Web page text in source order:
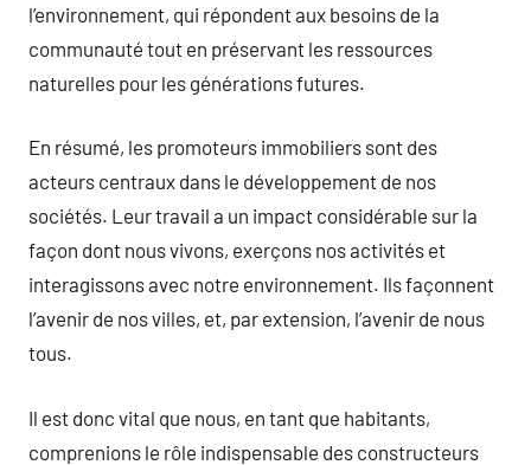
l’environnement, qui répondent aux besoins de la
communauté tout en préservant les ressources
naturelles pour les générations futures.
En résumé, les promoteurs immobiliers sont des
acteurs centraux dans le développement de nos
sociétés. Leur travail a un impact considérable sur la
façon dont nous vivons, exerçons nos activités et
interagissons avec notre environnement. Ils façonnent
l’avenir de nos villes, et, par extension, l’avenir de nous
tous.
Il est donc vital que nous, en tant que habitants,
comprenions le rôle indispensable des constructeurs